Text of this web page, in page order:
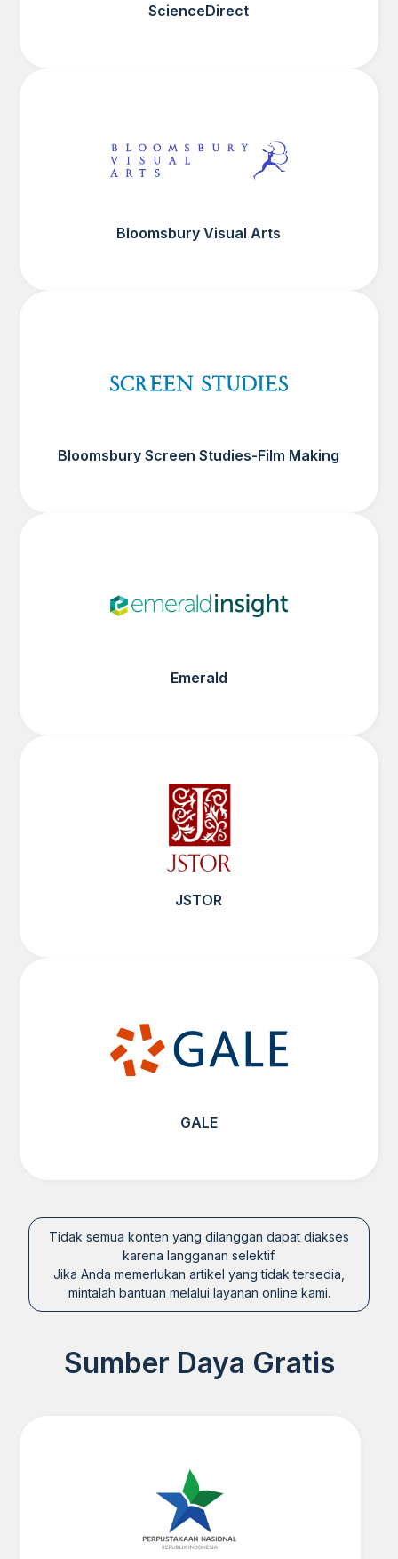
ScienceDirect
Bloomsbury Visual Arts
Bloomsbury Screen Studies-Film Making
Emerald
JSTOR
GALE
Tidak semua konten yang dilanggan dapat diakses
karena langganan selektif.
Jika Anda memerlukan artikel yang tidak tersedia,
mintalah bantuan melalui layanan online kami.
Sumber Daya Gratis